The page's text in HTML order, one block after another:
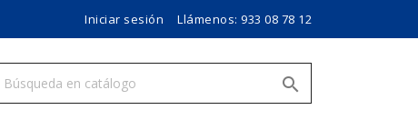
Iniciar sesión Llámenos: 933 08 78 12
